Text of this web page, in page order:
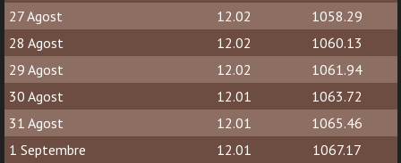
27 Agost
12.02
1058.29
28 Agost
12.02
1060.13
29 Agost
12.02
1061.94
30 Agost
12.01
1063.72
31 Agost
12.01
1065.46
1 Septembre
12.01
1067.17